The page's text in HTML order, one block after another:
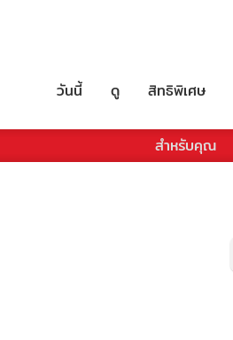
วันนี้ ดู สิทธิพิเศษ
สำหรับคุณ